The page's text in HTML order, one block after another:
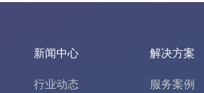
新闻中心
行业动态
解决方案
服务案例